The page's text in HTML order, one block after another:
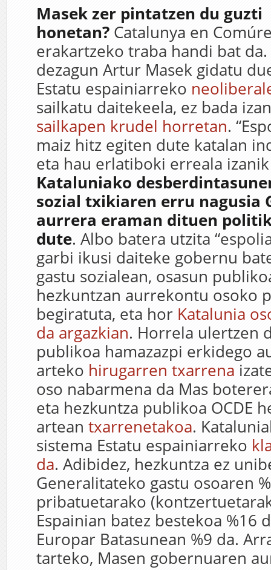
Masek zer pintatzen du guzti
honetan? Catalunya en
erakartzeko traba handi bat
dezagun Artur Masek gidatu
Estatu espainiarreko
sailkatu daitekeela, ez bada
sailkapen krudel horretan.
maiz hitz egiten dute katalan
eta hau erlatiboki erreala
Kataluniako
sozial txikiaren erru nagusia
aurrera eraman dituen
dute. Albo batera utzita
garbi ikusi daiteke gobernu
gastu sozialean, osasun
hezkuntzan aurrekontu osoko
begiratuta, eta hor Katalunia
da argazkian. Horrela ulertzen
publikoa hamazazpi erkidego
arteko hirugarren txarrena
oso nabarmena da Mas
eta hezkuntza publikoa OCDE
artean txarrenetakoa.
sistema Estatu espainiarreko
da. Adibidez, hezkuntza ez
Generalitateko gastu osoaren
pribatuetarako
Espainian batez bestekoa %16
Europar Batasunean %9 da.
tarteko, Masen gobernuaren